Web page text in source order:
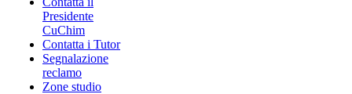
Presidente
CuChim
Contatta i Tutor
Segnalazione
reclamo
Zone studio